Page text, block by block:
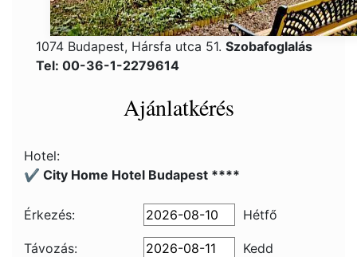
1074 Budapest, Hársfa utca 51. Szobafoglalás
Tel: 00-36-1-2279614
Ajánlatkérés
Hotel:
✔️ City Home Hotel Budapest ****
Érkezés: Hétfő
Távozás:
Kedd